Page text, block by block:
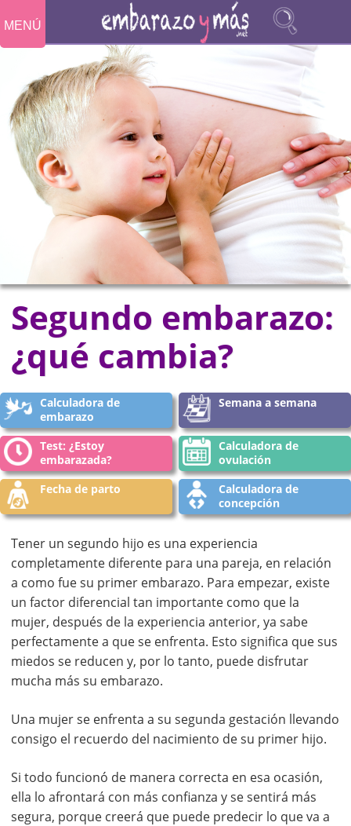
MENÚ
Segundo embarazo:
¿qué cambia?
Calculadora de
embarazo
Semana a semana
Test: ¿Estoy
embarazada?
Calculadora de
ovulación
Fecha de parto
Calculadora de
concepción
Tener un segundo hijo es una experiencia
completamente diferente para una pareja, en relación
a como fue su primer embarazo. Para empezar, existe
un factor diferencial tan importante como que la
mujer, después de la experiencia anterior, ya sabe
perfectamente a que se enfrenta. Esto significa que sus
miedos se reducen y, por lo tanto, puede disfrutar
mucha más su embarazo.
Una mujer se enfrenta a su segunda gestación llevando
consigo el recuerdo del nacimiento de su primer hijo.
Si todo funcionó de manera correcta en esa ocasión,
ella lo afrontará con más confianza y se sentirá más
segura, porque creerá que puede predecir lo que va a